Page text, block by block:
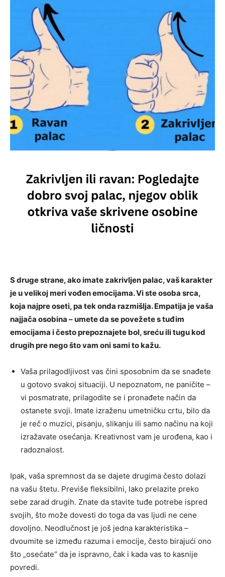
S druge strane, ako imate zakrivljen palac, vaš karakter
je u velikoj meri vođen emocijama. Vi ste osoba srca,
koja najpre oseti, pa tek onda razmišlja. Empatija je vaša
najjača osobina – umete da se povežete s tuđim
emocijama i često prepoznajete bol, sreću ili tugu kod
drugih pre nego što vam oni sami to kažu.
Vaša prilagodljivost vas čini sposobnim da se snađete
u gotovo svakoj situaciji. U nepoznatom, ne paničite –
vi posmatrate, prilagodite se i pronađete način da
ostanete svoji. Imate izraženu umetničku crtu, bilo da
je reč o muzici, pisanju, slikanju ili samo načinu na koji
izražavate osećanja. Kreativnost vam je urođena, kao i
radoznalost.
Ipak, vaša spremnost da se dajete drugima često dolazi
na vašu štetu. Previše fleksibilni, lako prelazite preko
sebe zarad drugih. Znate da stavite tuđe potrebe ispred
svojih, što može dovesti do toga da vas ljudi ne cene
dovoljno. Neodlučnost je još jedna karakteristika –
dvoumite se između razuma i emocije, često birajući ono
što „osećate“ da je ispravno, čak i kada vas to kasnije
povredi.